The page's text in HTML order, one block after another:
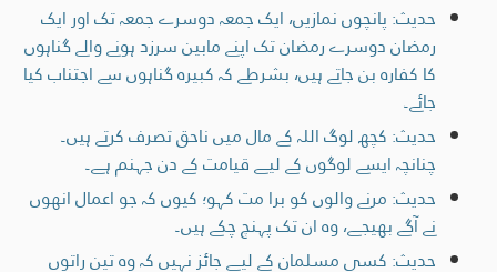
حدیث: پانچوں نمازیں، ایک جمعہ دوسرے جمعہ تک اور ایک
رمضان دوسرے رمضان تک اپنے مابین سرزد ہونے والے گناہوں
کا کفارہ بن جاتے ہیں، بشرطے کہ کبیرہ گناہوں سے اجتناب کیا
جائے۔
حدیث: کچھ لوگ اللہ کے مال میں ناحق تصرف کرتے ہیں۔
چنانچہ ایسے لوگوں کے لیے قیامت کے دن جہنم ہے۔
حدیث: مرنے والوں کو برا مت کہو؛ کیوں کہ جو اعمال انھوں
نے آگے بھیجے، وہ ان تک پہنچ چکے ہیں۔
حدیث: کسی مسلمان کے لیے جائز نہیں کہ وہ تین راتوں